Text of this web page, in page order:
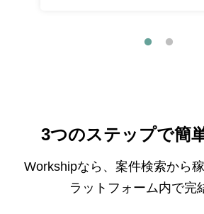
3つのステップで簡
Workshipなら、案件検索から
ラットフォーム内で完